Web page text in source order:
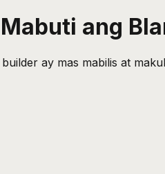
ang
ay mas mabilis at